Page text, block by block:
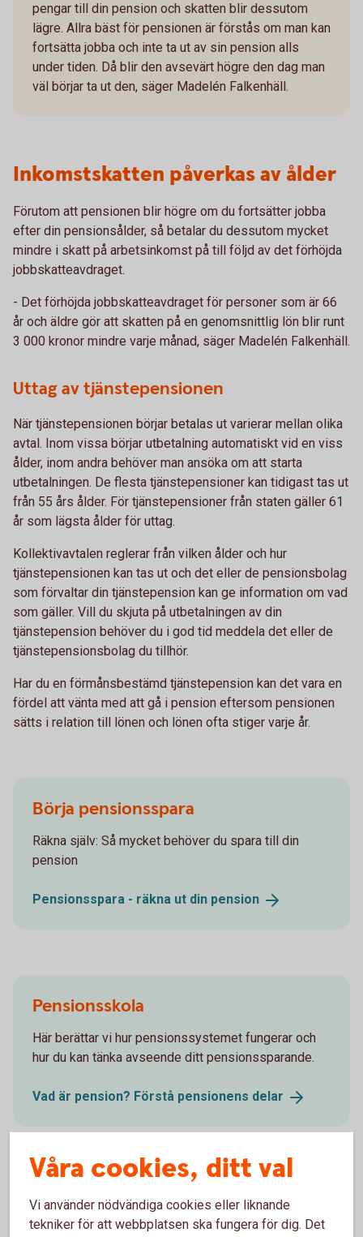
pengar till din pension och skatten blir dessutom
lägre. Allra bäst för pensionen är förstås om man kan
fortsätta jobba och inte ta ut av sin pension alls
under tiden. Då blir den avsevärt högre den dag man
väl börjar ta ut den, säger Madelén Falkenhäll.
Inkomstskatten påverkas av ålder
Förutom att pensionen blir högre om du fortsätter jobba
efter din pensionsålder, så betalar du dessutom mycket
mindre i skatt på arbetsinkomst på till följd av det förhöjda
jobbskatteavdraget.
- Det förhöjda jobbskatteavdraget för personer som är 66
år och äldre gör att skatten på en genomsnittlig lön blir runt
3 000 kronor mindre varje månad, säger Madelén Falkenhäll.
Uttag av tjänstepensionen
När tjänstepensionen börjar betalas ut varierar mellan olika
avtal. Inom vissa börjar utbetalning automatiskt vid en viss
ålder, inom andra behöver man ansöka om att starta
utbetalningen. De flesta tjänstepensioner kan tidigast tas ut
från 55 års ålder. För tjänstepensioner från staten gäller 61
år som lägsta ålder för uttag.
Kollektivavtalen reglerar från vilken ålder och hur
tjänstepensionen kan tas ut och det eller de pensionsbolag
som förvaltar din tjänstepension kan ge information om vad
som gäller. Vill du skjuta på utbetalningen av din
tjänstepension behöver du i god tid meddela det eller de
tjänstepensionsbolag du tillhör.
Har du en förmånsbestämd tjänstepension kan det vara en
fördel att vänta med att gå i pension eftersom pensionen
sätts i relation till lönen och lönen ofta stiger varje år.
Börja pensionsspara
Räkna själv: Så mycket behöver du spara till din
pension
Pensionsspara - räkna ut din pension
Pensionsskola
Här berättar vi hur pensionssystemet fungerar och
hur du kan tänka avseende ditt pensionssparande.
Vad är pension? Förstå pensionens delar
Våra cookies, ditt val
Vi använder nödvändiga cookies eller liknande
tekniker för att webbplatsen ska fungera för dig. Det